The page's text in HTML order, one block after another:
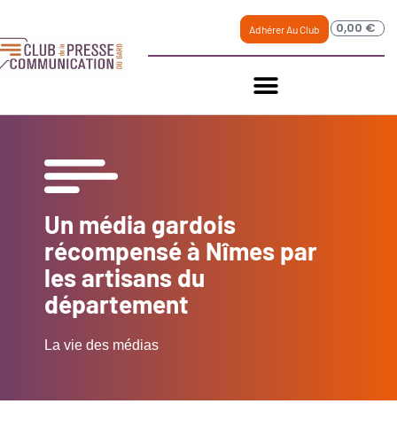
Adhérer Au Club 0,00 €
Un média gardois
récompensé à Nîmes par
les artisans du
département
La vie des médias